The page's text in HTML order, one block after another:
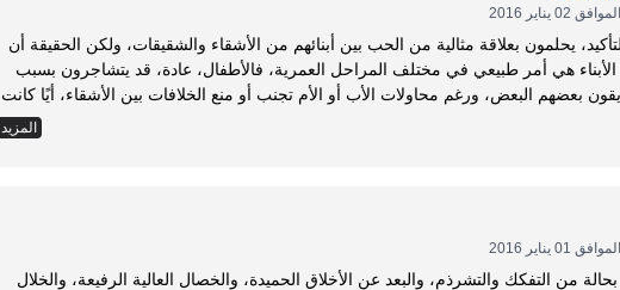
يحلمون بعلاقة مثالية من الحب بين أبنائهم من الأشقاء والشقيقات، ولكن الحقيقة أن
هي أمر طبيعي في مختلف المراحل العمرية، فالأطفال، عادة، قد يتشاجرون بسبب
بعضهم البعض، ورغم محاولات الأب أو الأم تجنب أو منع الخلافات بين الأشقاء، أيًا كانت
المزيد
من التفكك والتشرذم، والبعد عن الأخلاق الحميدة، والخصال العالية الرفيعة، والخلال